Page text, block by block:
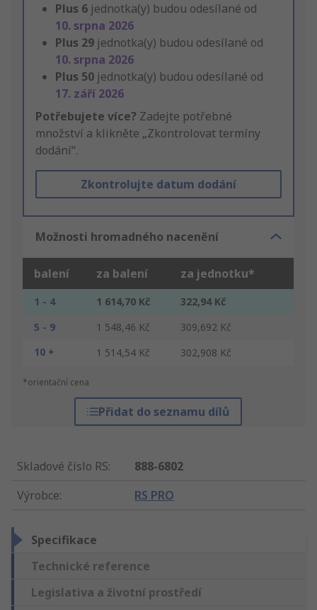
Plus 6 jednotka(y) budou odesílané od
10. srpna 2026
Plus 29 jednotka(y) budou odesílané od
10. srpna 2026
Plus 50 jednotka(y) budou odesílané od
17. září 2026
Potřebujete více? Zadejte potřebné
množství a klikněte „Zkontrolovat termíny
dodání“.
Zkontrolujte datum dodání
Možnosti hromadného nacenění
balení za balení za jednotku*
1 - 4 1 614,70 Kč
322,94 Kč
5 - 9
1 548,46 Kč
309,692 Kč
10 +
1 514,54 Kč 302,908 Kč
*orientační cena
Přidat do seznamu dílů
Skladové číslo RS:
888-6802
Výrobce: RS PRO
Specifikace
Technické reference
Legislativa a životní prostředí